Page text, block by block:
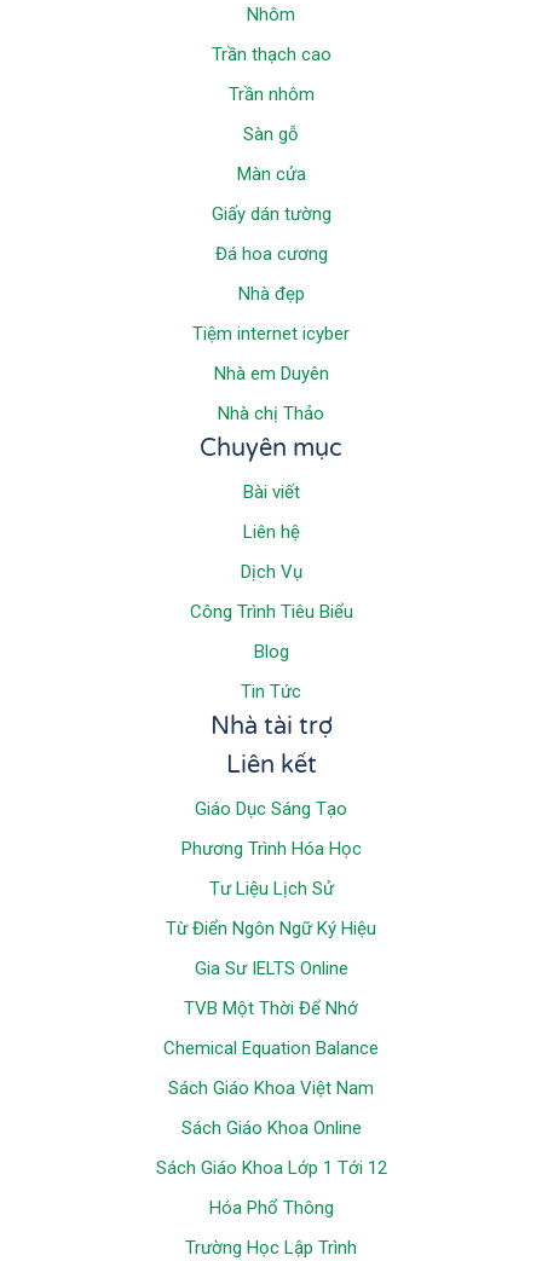
Nhôm
Trần thạch cao
Trần nhôm
Sàn gỗ
Màn cửa
Giấy dán tường
Đá hoa cương
Nhà đẹp
Tiệm internet icyber
Nhà em Duyên
Nhà chị Thảo
Chuyên mục
Bài viết
Liên hệ
Dịch Vụ
Công Trình Tiêu Biểu
Blog
Tin Tức
Nhà tài trợ
Liên kết
Giáo Dục Sáng Tạo
Phương Trình Hóa Học
Tư Liệu Lịch Sử
Từ Điển Ngôn Ngữ Ký Hiệu
Gia Sư IELTS Online
TVB Một Thời Để Nhớ
Chemical Equation Balance
Sách Giáo Khoa Việt Nam
Sách Giáo Khoa Online
Sách Giáo Khoa Lớp 1 Tới 12
Hóa Phổ Thông
Trường Học Lập Trình